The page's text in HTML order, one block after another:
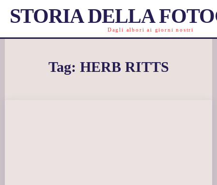
STORIA DELLA
Dagli albori ai giorni nostri
Tag: HERB RITTS